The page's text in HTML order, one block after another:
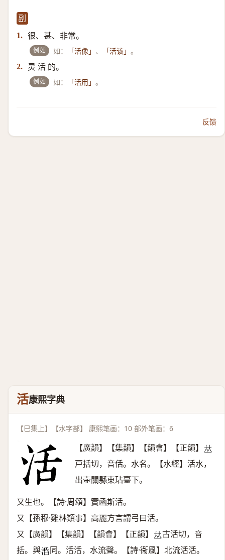
副
1. 很、甚、非常。
例如 如： 「活像」 、 「活该」。
2. 灵 活 的。
例如 如： 「活用」。
反馈
活康熙字典
【巳集上】【水字部】 康熙笔画：10 部外笔画：6
【廣韻】【集韻】【韻會】【正韻】 𠀤
戸括切，音佸。水名。【水經】活水，
出壷關縣東玷臺下。
又生也。【詩·周頌】實函斯活。
又【孫穆·雞林類事】高麗方言謂弓曰活。
又【廣韻】【集韻】【韻會】【正韻】 𠀤古活切，音
括。與𣴠 同。活活，水流聲。【詩·衞風】北流活活。